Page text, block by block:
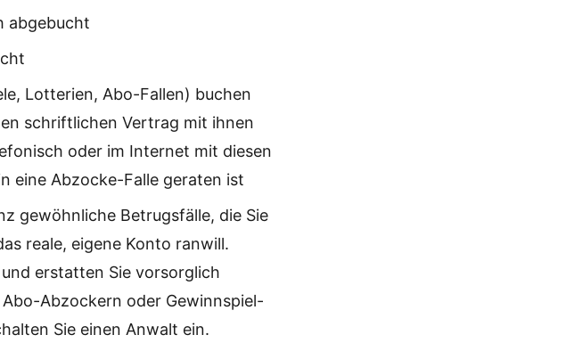
abgebucht
Lotterien, Abo-Fallen) buchen
schriftlichen Vertrag mit ihnen
oder im Internet mit diesen
eine Abzocke-Falle geraten ist
gewöhnliche Betrugsfälle, die Sie
reale, eigene Konto ranwill.
erstatten Sie vorsorglich
Abzockern oder Gewinnspiel-
Sie einen Anwalt ein.